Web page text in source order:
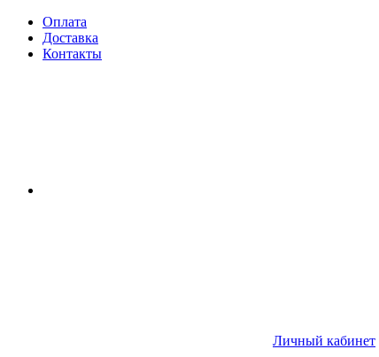
Оплата
Доставка
Контакты
Личный кабинет